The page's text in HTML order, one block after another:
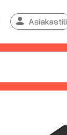
Asiakastili